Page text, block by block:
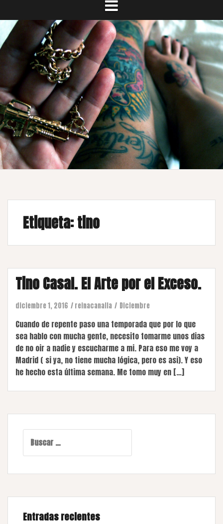
Etiqueta:tino
Tino Casal. El Arte por el Exceso.
diciembre 1, 2016 reinacanalla Diciembre
Cuando de repente paso una temporada que por lo que
sea hablo con mucha gente, necesito tomarme unos dias
de no oir a nadie y escucharme a mi. Para eso me voy a
Madrid ( si ya, no tiene mucha lógica, pero es asi). Y eso
he hecho esta última semana. Me tomo muy en […]
Entradas recientes